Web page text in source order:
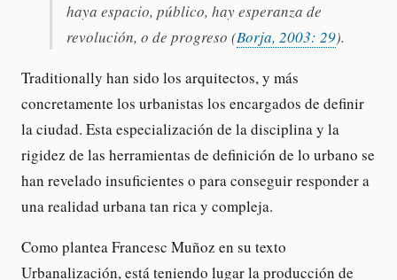
haya espacio, público, hay esperanza de
revolución, o de progreso (Borja, 2003: 29).
Traditionally han sido los arquitectos, y más
concretamente los urbanistas los encargados de definir
la ciudad. Esta especialización de la disciplina y la
rigidez de las herramientas de definición de lo urbano se
han revelado insuficientes o para conseguir responder a
una realidad urbana tan rica y compleja.
Como plantea Francesc Muñoz en su texto
Urbanalización, está teniendo lugar la producción de